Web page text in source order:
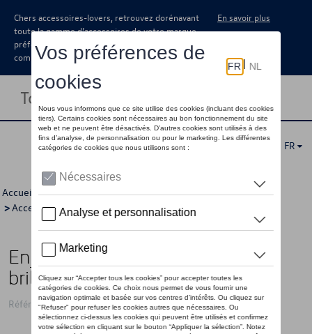
Chers accessoires-lovers, retrouvez dorénavant
toute la gamme d’accessoires de votre marque
préférée sous forme de catalogue à
commander auprès de votre concessionaire.
En savoir plus
Toggle navigation
FR
Accueil >Catalogue Volkswagen >Jantes et roues
>Accessoires pour jantes et pneus >Enjoliveurs
Enjoliveur, 15 pouces, argent
brillant, nouvelle Volkswagen
Référence: 2G0071455A UWP